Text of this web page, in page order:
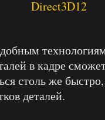
в кадре
столь же
деталей.